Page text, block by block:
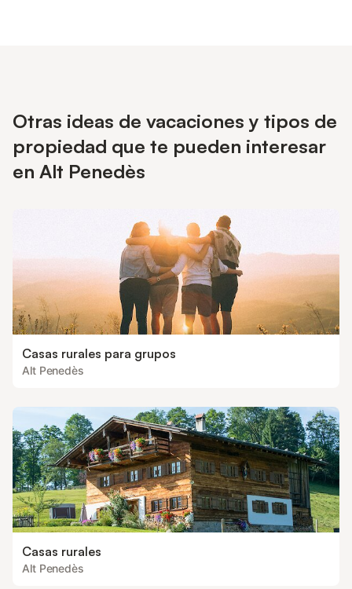
Otras ideas de vacaciones y tipos de
propiedad que te pueden interesar
en Alt Penedès
Casas rurales para grupos
Alt Penedès
Casas rurales
Alt Penedès